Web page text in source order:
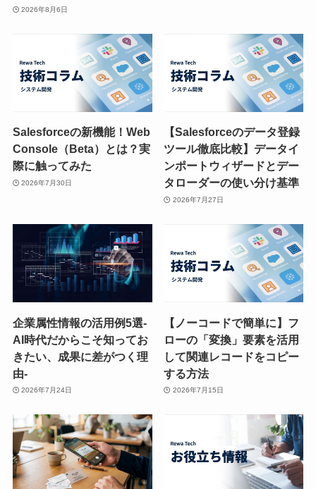
2026年8月6日
Salesforceの新機能！Web
Console（Beta）とは？実
際に触ってみた
2026年7月30日
【Salesforceのデータ登録
ツール徹底比較】データイ
ンポートウィザードとデー
タローダーの使い分け基準
2026年7月27日
企業属性情報の活用例5選-
AI時代だからこそ知ってお
きたい、成果に差がつく理
由-
2026年7月24日
【ノーコードで簡単に】フ
ローの「変換」要素を活用
して関連レコードをコピー
する方法
2026年7月15日